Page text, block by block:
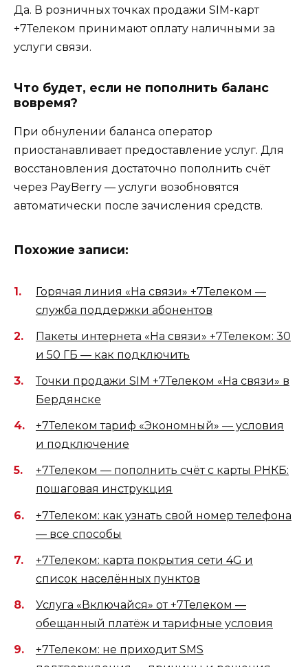
Да. В розничных точках продажи SIM-карт
+7Телеком принимают оплату наличными за
услуги связи.
Что будет, если не пополнить баланс
вовремя?
При обнулении баланса оператор
приостанавливает предоставление услуг. Для
восстановления достаточно пополнить счёт
через PayBerry — услуги возобновятся
автоматически после зачисления средств.
Похожие записи:
Горячая линия «На связи» +7Телеком —
служба поддержки абонентов
Пакеты интернета «На связи» +7Телеком: 30
и 50 ГБ — как подключить
Точки продажи SIM +7Телеком «На связи» в
Бердянске
+7Телеком тариф «Экономный» — условия
и подключение
+7Телеком — пополнить счёт с карты РНКБ:
пошаговая инструкция
+7Телеком: как узнать свой номер телефона
— все способы
+7Телеком: карта покрытия сети 4G и
список населённых пунктов
Услуга «Включайся» от +7Телеком —
обещанный платёж и тарифные условия
+7Телеком: не приходит SMS